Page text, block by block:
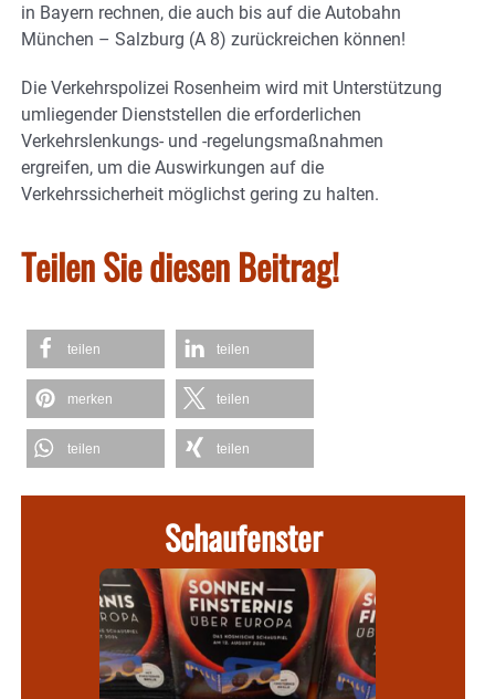
in Bayern rechnen, die auch bis auf die Autobahn
München – Salzburg (A 8) zurückreichen können!
Die Verkehrspolizei Rosenheim wird mit Unterstützung
umliegender Dienststellen die erforderlichen
Verkehrslenkungs- und -regelungsmaßnahmen
ergreifen, um die Auswirkungen auf die
Verkehrssicherheit möglichst gering zu halten.
Teilen Sie diesen Beitrag!
teilen teilen
merken teilen
teilen teilen
Schaufenster